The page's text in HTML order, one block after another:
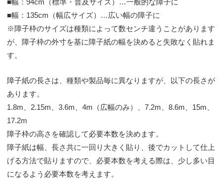
■幅：135cm（幅広サイズ）…広い幅の障子に
※障子枠のサイズは種類によって数センチ違うことがあります
が、障子枠の外寸を基に障子紙の幅を決めると失敗なく貼れま
す。
障子紙の長さは、種類や製品毎に異なりますが、以下の長さが
あります。
1.8m、2.15m、3.6m、4m（広幅のみ）、7.2m、8.6m、15m、
17.2m
障子枠の高さを確認して必要本数を決めます。
障子紙は幅、長さ共に一回り大きく貼り、後でカットして仕上
げる方法で貼りますので、必要本数を考える際は、少し多い目
になるよう必要本数を考えます。